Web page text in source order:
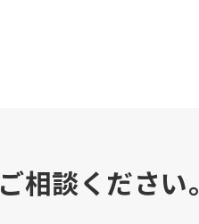
相談ください。